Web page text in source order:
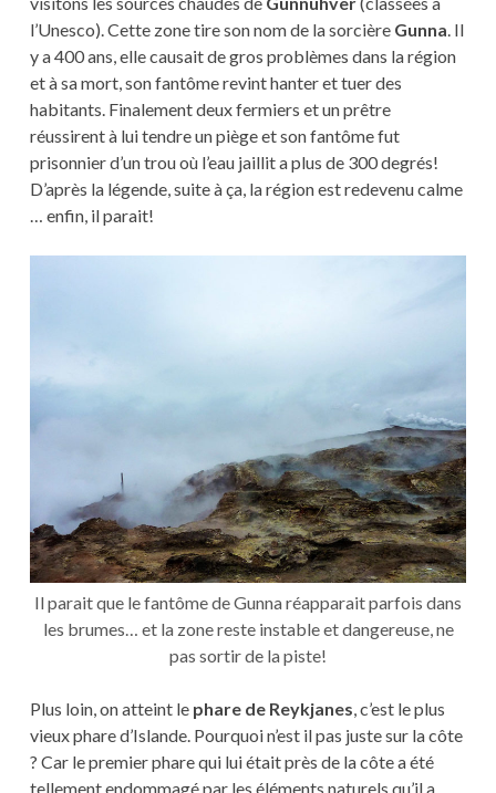
l’Unesco). Cette zone tire son nom de la sorcière Gunna. Il
y a 400 ans, elle causait de gros problèmes dans la région
et à sa mort, son fantôme revint hanter et tuer des
habitants. Finalement deux fermiers et un prêtre
réussirent à lui tendre un piège et son fantôme fut
prisonnier d’un trou où l’eau jaillit a plus de 300 degrés!
D’après la légende, suite à ça, la région est redevenu calme
… enfin, il parait!
Il parait que le fantôme de Gunna réapparait parfois dans
les brumes… et la zone reste instable et dangereuse, ne
pas sortir de la piste!
Plus loin, on atteint le phare de Reykjanes, c’est le plus
vieux phare d’Islande. Pourquoi n’est il pas juste sur la côte
? Car le premier phare qui lui était près de la côte a été
tellement endommagé par les éléments naturels qu’il a